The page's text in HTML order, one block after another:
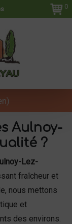
0
Aulnoy-
?
Lez-
fraîcheur et
nous mettons
et
des environs.